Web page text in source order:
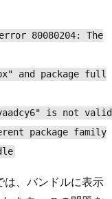
80080204: The
and package full
is not valid
package family
は、バンドルに表示